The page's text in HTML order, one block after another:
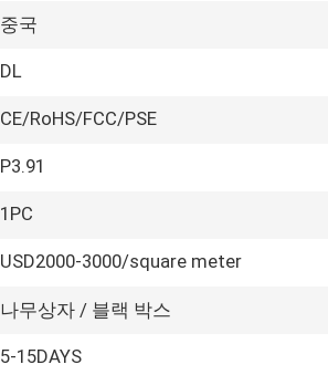
중국
DL
CE/RoHS/FCC/PSE
P3.91
1PC
USD2000-3000/square meter
나무상자 / 블랙 박스
5-15DAYS